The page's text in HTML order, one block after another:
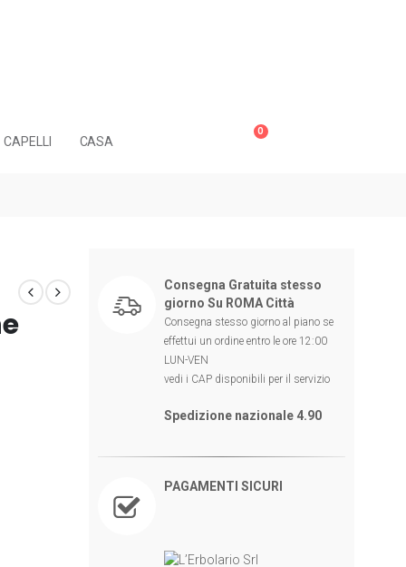
CAPELLI CASA
0
Consegna Gratuita stesso
giorno Su ROMA Città
Consegna stesso giorno al piano se
effettui un ordine entro le ore 12:00
LUN-VEN
vedi i CAP disponibili per il servizio
Spedizione nazionale 4.90
PAGAMENTI SICURI